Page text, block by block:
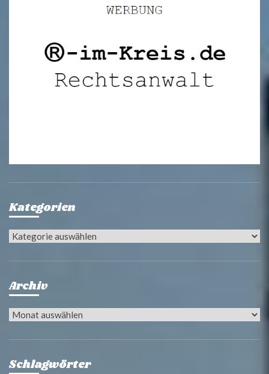
Kategorien
Kategorien
Archiv
Archiv
Schlagwörter